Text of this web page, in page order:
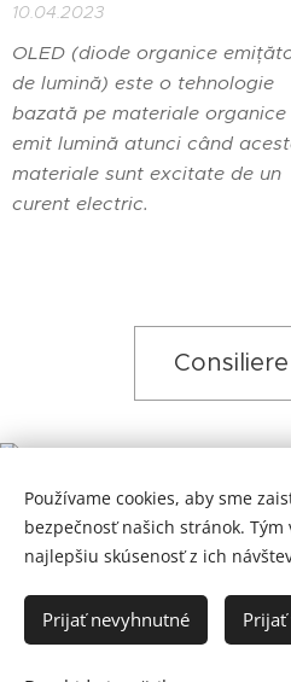
10.04.2023
OLED (diode organice
de lumină) este o tehnologie
bazată pe materiale organice
emit lumină atunci când
materiale sunt excitate de un
curent electric.
Používame cookies, aby sme
bezpečnosť našich stránok.
najlepšiu skúsenosť z ich
Prijať nevyhnutné